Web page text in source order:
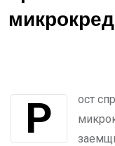
Рост спроса иностранных граждан на